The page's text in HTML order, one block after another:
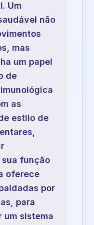
Um
não
mas
um papel
de
as
estilo de
função
oferece
por
para
um sistema